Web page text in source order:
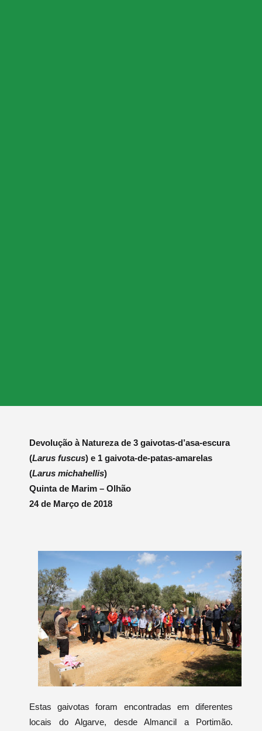
Devolução à Natureza de 3 gaivotas-d’asa-escura
(Larus fuscus) e 1 gaivota-de-patas-amarelas
(Larus michahellis)
Quinta de Marim – Olhão
24 de Março de 2018
Estas gaivotas foram encontradas em diferentes
locais do Algarve, desde Almancil a Portimão.